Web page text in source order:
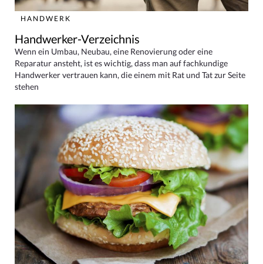
HANDWERK
Handwerker-Verzeichnis
Wenn ein Umbau, Neubau, eine Renovierung oder eine
Reparatur ansteht, ist es wichtig, dass man auf fachkundige
Handwerker vertrauen kann, die einem mit Rat und Tat zur Seite
stehen